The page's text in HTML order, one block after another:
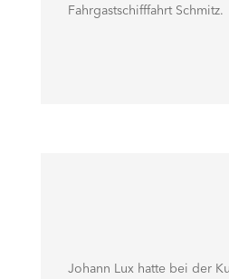
Fahrgastschifffahrt Schmitz.
Johann Lux hatte bei der